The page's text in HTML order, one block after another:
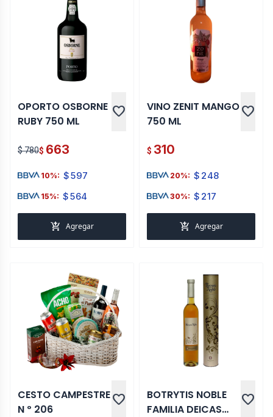
OPORTO OSBORNE
RUBY 750 ML
favorite
$ 780$ 663
10%: $597
15%: $564
add_shopping_cart Agregar
VINO ZENIT MANGO
750 ML
favorite
$ 310
20%: $ 248
30%: $ 217
add_shopping_cart Agregar
CESTO CAMPESTRE
N º 206
favorite
BOTRYTIS NOBLE
FAMILIA DEICAS
favorite